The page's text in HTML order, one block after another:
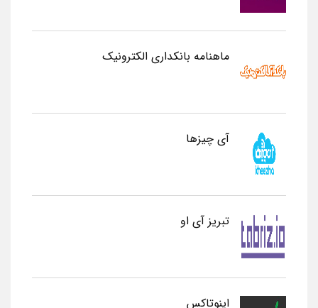
ماهنامه بانکداری الکترونیک
آی چیزها
تبریز آی او
اینوتاکس